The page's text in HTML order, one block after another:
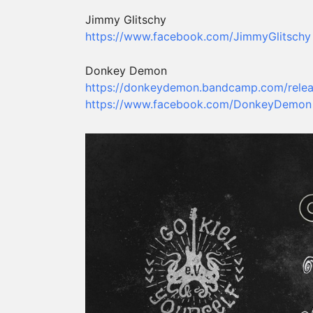
Jimmy Glitschy
https://www.facebook.com/JimmyGlitschy
Donkey Demon
https://donkeydemon.bandcamp.com/
https://www.facebook.com/DonkeyDemon